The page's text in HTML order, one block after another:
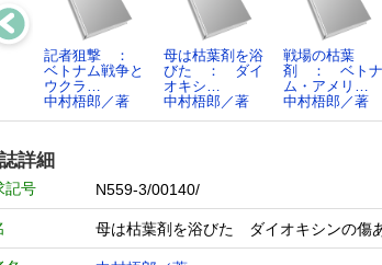
記者狙撃 ：
ベトナム戦争と
ウクラ…
中村梧郎／著
母は枯葉剤を浴
びた ： ダイ
オキシ…
中村梧郎／著
戦場の枯葉
剤 ： ベトナ
ム・アメリ…
中村梧郎／著
詳細
記号 N559-3/00140/
母は枯葉剤を浴びた ダイオキシンの